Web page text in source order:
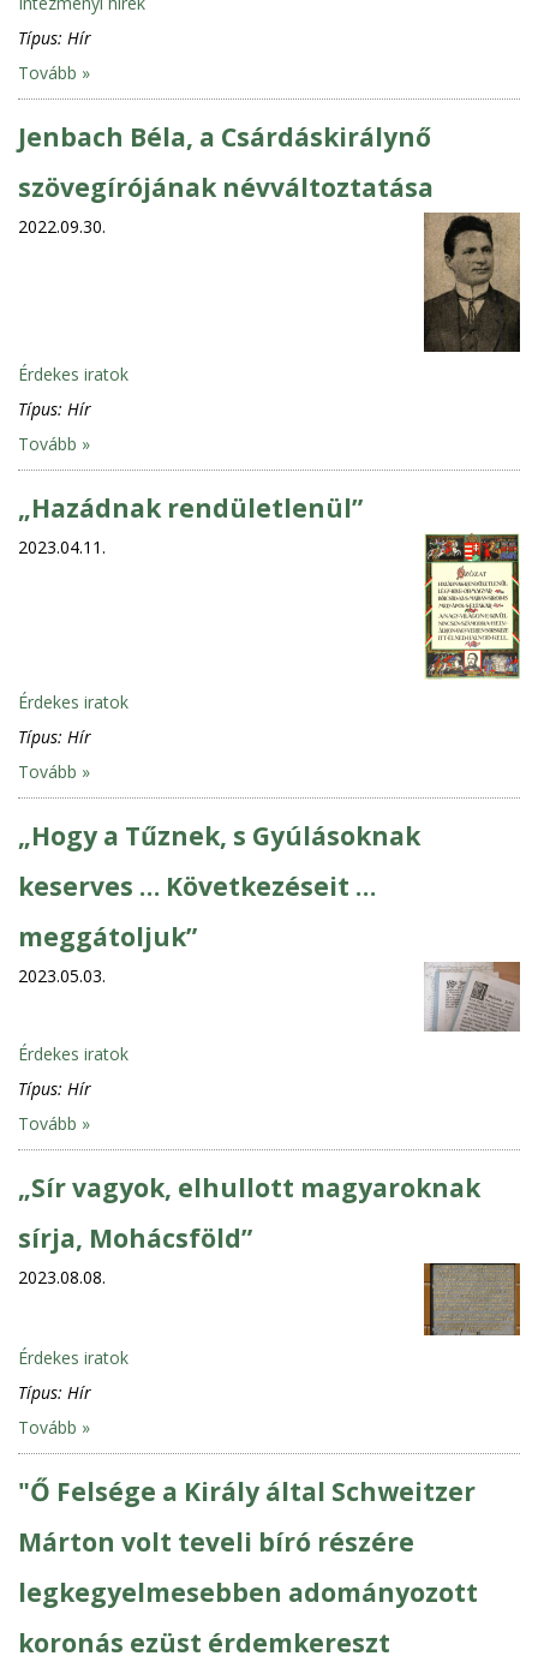
Típus: Hír
Tovább »
Jenbach Béla, a Csárdáskirálynő
szövegírójának névváltoztatása
2022.09.30.
Érdekes iratok
Típus: Hír
Tovább »
„Hazádnak rendületlenül”
2023.04.11.
Érdekes iratok
Típus: Hír
Tovább »
„Hogy a Tűznek, s Gyúlásoknak
keserves … Következéseit …
meggátoljuk”
2023.05.03.
Érdekes iratok
Típus: Hír
Tovább »
„Sír vagyok, elhullott magyaroknak
sírja, Mohácsföld”
2023.08.08.
Érdekes iratok
Típus: Hír
Tovább »
"Ő Felsége a Király által Schweitzer
Márton volt teveli bíró részére
legkegyelmesebben adományozott
koronás ezüst érdemkereszt